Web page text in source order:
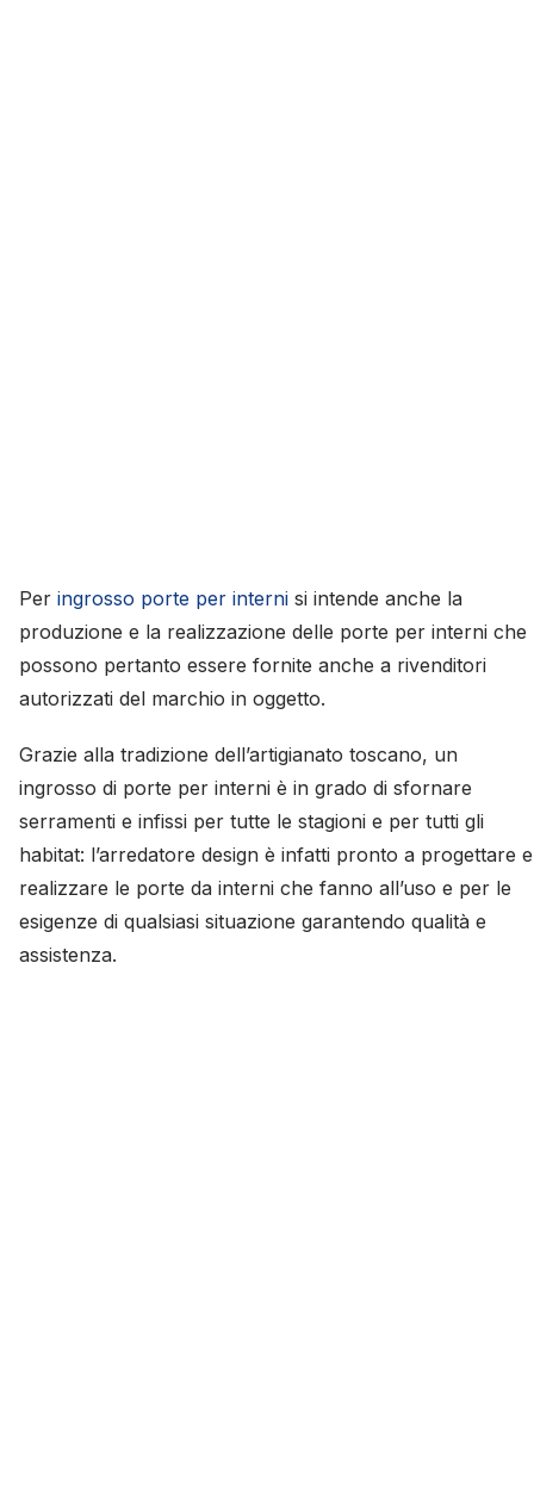
Per ingrosso porte per interni si intende anche la
produzione e la realizzazione delle porte per interni che
possono pertanto essere fornite anche a rivenditori
autorizzati del marchio in oggetto.
Grazie alla tradizione dell’artigianato toscano, un
ingrosso di porte per interni è in grado di sfornare
serramenti e infissi per tutte le stagioni e per tutti gli
habitat: l’arredatore design è infatti pronto a progettare e
realizzare le porte da interni che fanno all’uso e per le
esigenze di qualsiasi situazione garantendo qualità e
assistenza.